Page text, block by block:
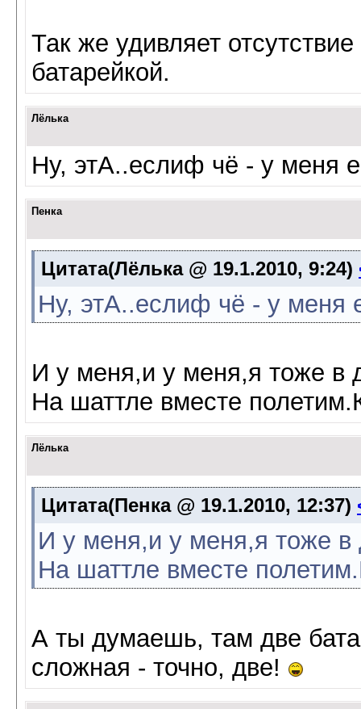
Так же удивляет
батарейкой.
Лёлька
Ну, этА..еслиф чё - у меня
Пенка
Цитата(Лёлька @ 19.1.2010, 9:24)
Ну, этА..еслиф чё - у меня
И у меня,и у меня,я тоже в
На шаттле вместе
Лёлька
Цитата(Пенка @ 19.1.2010, 12:37)
И у меня,и у меня,я тоже
На шаттле вместе
А ты думаешь, там две
сложная - точно, две!